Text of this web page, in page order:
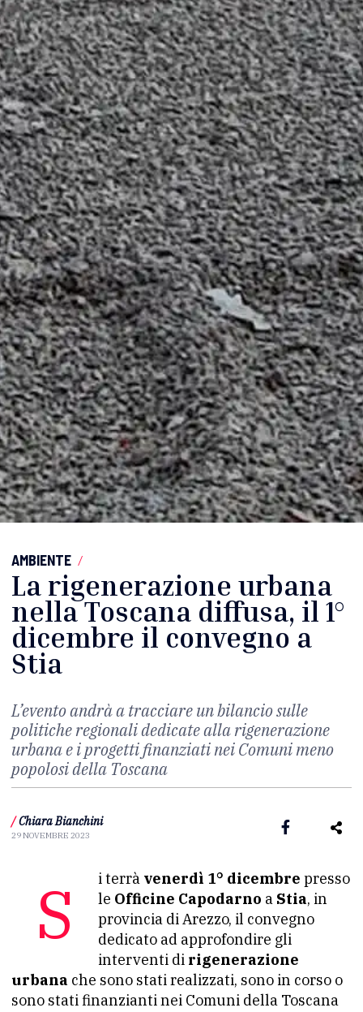
AMBIENTE /
La rigenerazione urbana
nella Toscana diffusa, il 1°
dicembre il convegno a
Stia
L’evento andrà a tracciare un bilancio sulle
politiche regionali dedicate alla rigenerazione
urbana e i progetti finanziati nei Comuni meno
popolosi della Toscana
/ Chiara Bianchini
29 NOVEMBRE 2023
Si terrà venerdì 1° dicembre presso
le Officine Capodarno a Stia, in
provincia di Arezzo, il convegno
dedicato ad approfondire gli
interventi di rigenerazione
urbana che sono stati realizzati, sono in corso o
sono stati finanzianti nei Comuni della Toscana